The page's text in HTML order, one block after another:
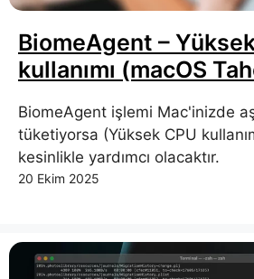
BiomeAgent –
kullanımı (macOS
BiomeAgent işlemi Mac'inizde
tüketiyorsa (Yüksek CPU
kesinlikle yardımcı olacaktır.
20 Ekim 2025